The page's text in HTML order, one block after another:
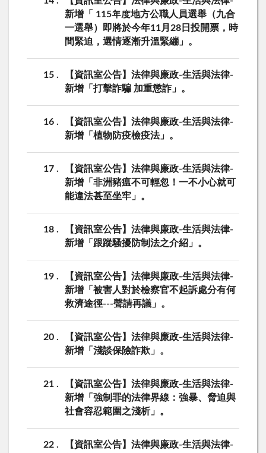
新增「 115年度地方公職人員選舉（九合
一選舉）即將於今年11月28日投開票，時
間緊迫，選情逐漸升溫緊繃」。
15
【資訊室公告】法律與廉政-生活與法律-
新增「打擊詐騙 加重懲詐」。
16
【資訊室公告】法律與廉政-生活與法律-
新增「植物防疫檢疫法」。
17
【資訊室公告】法律與廉政-生活與法律-
新增「非洲豬瘟不可輕忽！一不小心就可
能違法甚至坐牢」。
18
【資訊室公告】法律與廉政-生活與法律-
新增「跟蹤騷擾防制法之介紹」。
19
【資訊室公告】法律與廉政-生活與法律-
新增「被害人對於檢察官不起訴處分有何
救濟途徑---聲請再議」。
20
【資訊室公告】法律與廉政-生活與法律-
新增「淺談保險詐欺」。
21
【資訊室公告】法律與廉政-生活與法律-
新增「強制罪的法律界線：強暴、脅迫與
社會容忍範圍之淺析」。
22
【資訊室公告】法律與廉政-生活與法律-